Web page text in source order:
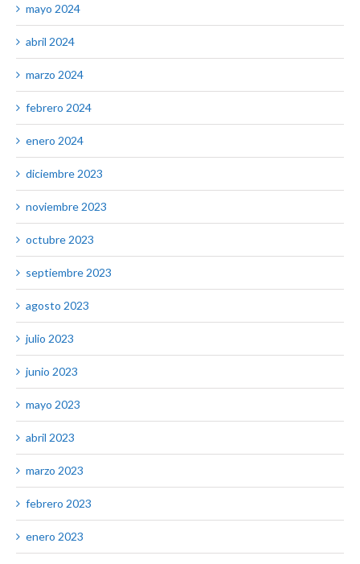
mayo 2024
abril 2024
marzo 2024
febrero 2024
enero 2024
diciembre 2023
noviembre 2023
octubre 2023
septiembre 2023
agosto 2023
julio 2023
junio 2023
mayo 2023
abril 2023
marzo 2023
febrero 2023
enero 2023